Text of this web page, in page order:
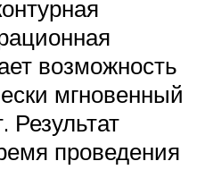
возможность
мгновенный
Результат
проведения